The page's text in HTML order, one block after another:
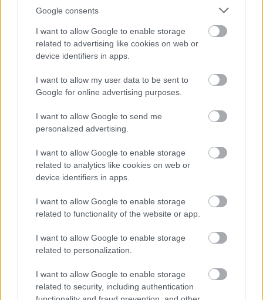
Google consents
I want to allow Google to enable storage
related to advertising like cookies on web or
device identifiers in apps.
I want to allow my user data to be sent to
Google for online advertising purposes.
I want to allow Google to send me
personalized advertising.
I want to allow Google to enable storage
related to analytics like cookies on web or
device identifiers in apps.
I want to allow Google to enable storage
related to functionality of the website or app.
I want to allow Google to enable storage
related to personalization.
I want to allow Google to enable storage
related to security, including authentication
Para Bellumcímmeloktóber 10-énjön ki a Bay Area
thrash prominens képviselőjének, aTestament